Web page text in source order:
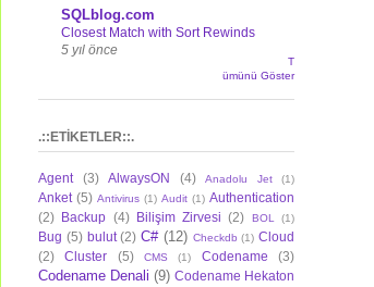
SQLblog.com
Closest Match with Sort Rewinds
5 yıl önce
T
ümünü Göster
.::ETİKETLER::.
Agent (3) AlwaysON (4) Anadolu Jet (1)
Anket (5) Antivirus (1) Audit (1) Authentication
(2)
Backup (4) Bilişim Zirvesi (2) BOL (1)
Bug (5) bulut (2) C# (12) Checkdb (1) Cloud
(2)
Cluster (5) CMS (1) Codename (3)
Codename Denali (9) Codename Hekaton